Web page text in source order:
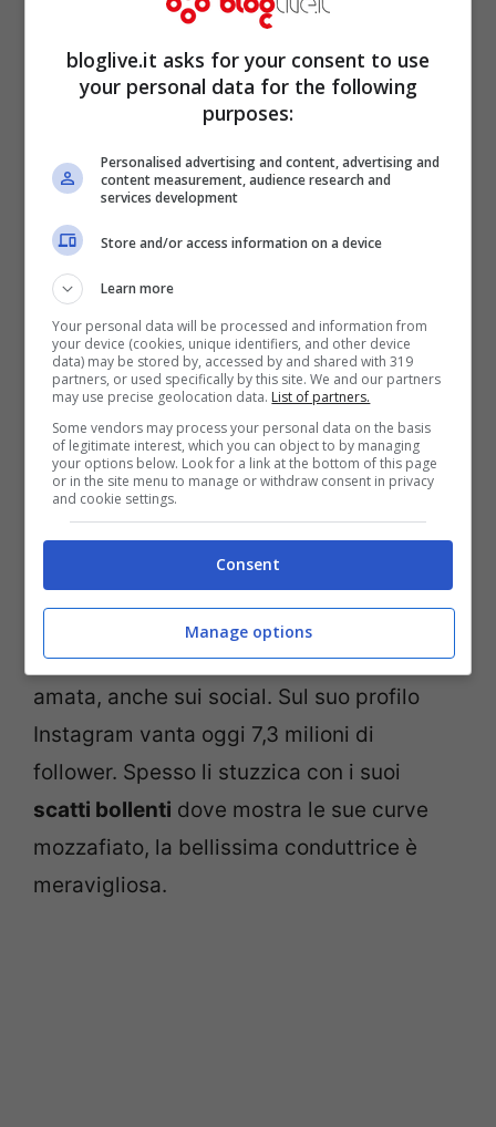
Buongiorno bollente su
Instagram, Diletta Leotta
infuoca il web
Diletta Leotta (Screenshot Instagram Stories)
Diletta Leottaè sempre più seguita e
amata, anche sui social. Sul suo profilo
Instagram vanta oggi 7,3 milioni di
follower. Spesso li stuzzica con i suoi
scatti bollenti dove mostra le sue curve
mozzafiato, la bellissima conduttrice è
meravigliosa.
bloglive.it asks for your consent to use
your personal data for the following
purposes:
Personalised advertising and content, advertising and
content measurement, audience research and
services development
Store and/or access information on a device
Learn more
Your personal data will be processed and information from
your device (cookies, unique identifiers, and other device
data) may be stored by, accessed by and shared with 319
partners, or used specifically by this site. We and our partners
may use precise geolocation data. List of partners.
Some vendors may process your personal data on the basis
of legitimate interest, which you can object to by managing
your options below. Look for a link at the bottom of this page
or in the site menu to manage or withdraw consent in privacy
and cookie settings.
Consent
Manage options